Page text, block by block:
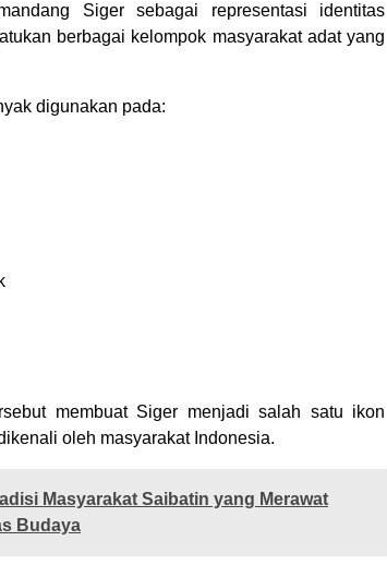
Siger sebagai representasi identitas
berbagai kelompok masyarakat adat yang
digunakan pada:
membuat Siger menjadi salah satu ikon
oleh masyarakat Indonesia.
Masyarakat Saibatin yang Merawat
Budaya